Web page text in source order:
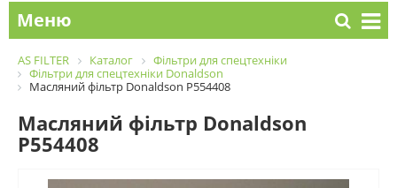
Меню
AS FILTER Каталог
Фільтри для спецтехніки
Фільтри для спецтехніки Donaldson
Масляний фільтр Donaldson P554408
Масляний фільтр Donaldson
P554408